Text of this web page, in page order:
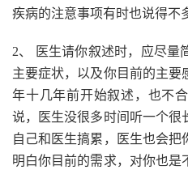
疾病的注意事项有时也说得不
2、 医生请你叙述时，应尽量
主要症状，以及你目前的主
年十几年前开始叙述，也不
说，医生没很多时间听一个很
自己和医生搞累，医生也会
明白你目前的需求，对你也是